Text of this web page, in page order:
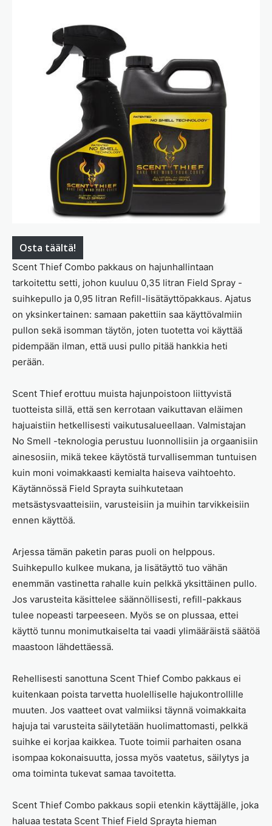
Osta täältä!
Scent Thief Combo pakkaus on hajunhallintaan
tarkoitettu setti, johon kuuluu 0,35 litran Field Spray -
suihkepullo ja 0,95 litran Refill-lisätäyttöpakkaus. Ajatus
on yksinkertainen: samaan pakettiin saa käyttövalmiin
pullon sekä isomman täytön, joten tuotetta voi käyttää
pidempään ilman, että uusi pullo pitää hankkia heti
perään.
Scent Thief erottuu muista hajunpoistoon liittyvistä
tuotteista sillä, että sen kerrotaan vaikuttavan eläimen
hajuaistiin hetkellisesti vaikutusalueellaan. Valmistajan
No Smell -teknologia perustuu luonnollisiin ja orgaanisiin
ainesosiin, mikä tekee käytöstä turvallisemman tuntuisen
kuin moni voimakkaasti kemialta haiseva vaihtoehto.
Käytännössä Field Sprayta suihkutetaan
metsästysvaatteisiin, varusteisiin ja muihin tarvikkeisiin
ennen käyttöä.
Arjessa tämän paketin paras puoli on helppous.
Suihkepullo kulkee mukana, ja lisätäyttö tuo vähän
enemmän vastinetta rahalle kuin pelkkä yksittäinen pullo.
Jos varusteita käsittelee säännöllisesti, refill-pakkaus
tulee nopeasti tarpeeseen. Myös se on plussaa, ettei
käyttö tunnu monimutkaiselta tai vaadi ylimääräistä säätöä
maastoon lähdettäessä.
Rehellisesti sanottuna Scent Thief Combo pakkaus ei
kuitenkaan poista tarvetta huolelliselle hajukontrollille
muuten. Jos vaatteet ovat valmiiksi täynnä voimakkaita
hajuja tai varusteita säilytetään huolimattomasti, pelkkä
suihke ei korjaa kaikkea. Tuote toimii parhaiten osana
isompaa kokonaisuutta, jossa myös vaatetus, säilytys ja
oma toiminta tukevat samaa tavoitetta.
Scent Thief Combo pakkaus sopii etenkin käyttäjälle, joka
haluaa testata Scent Thief Field Sprayta hieman